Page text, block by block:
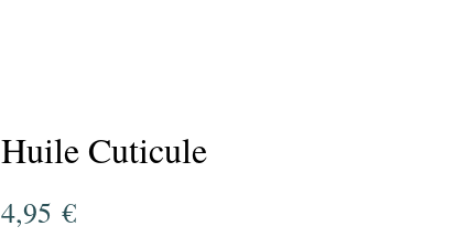
Huile Cuticule
4,95 €Prix